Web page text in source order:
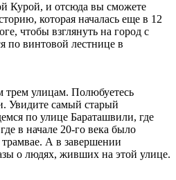
Курой, и отсюда вы сможете
которая началась еще в 12
чтобы взглянуть на город с
по винтовой лестнице в
трем улицам. Полюбуетесь
Увидите самый старый
по улице Бараташвили, где
в начале 20-го века было
А в завершении
о людях, живших на этой улице.